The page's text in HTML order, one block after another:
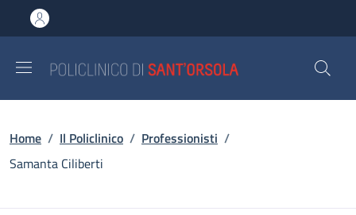
al contenuto principale
to footer content
Briciole di pane
Home / Il Policlinico / Professionisti /
Samanta Ciliberti